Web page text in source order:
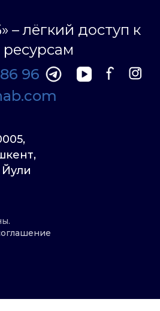
лёгкий доступ к
96